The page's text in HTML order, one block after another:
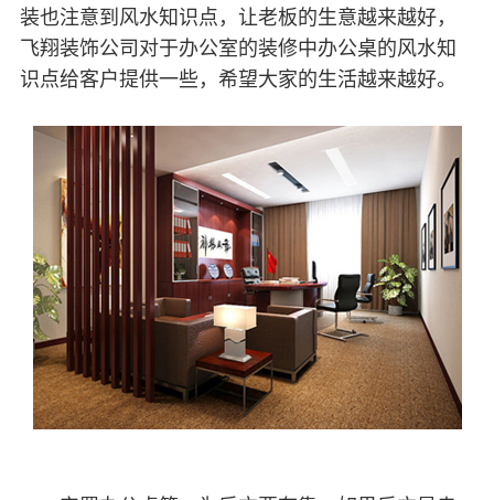
装也注意到风水知识点，让老板的生意越来越好，
飞翔装饰公司对于办公室的装修中办公桌的风水知
识点给客户提供一些，希望大家的生活越来越好。